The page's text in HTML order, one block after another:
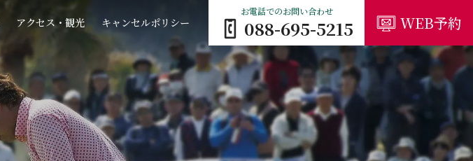
アクセス・観光 キャンセルポリシー
お電話でのお問い合わせ
088-695-5215 WEB予約